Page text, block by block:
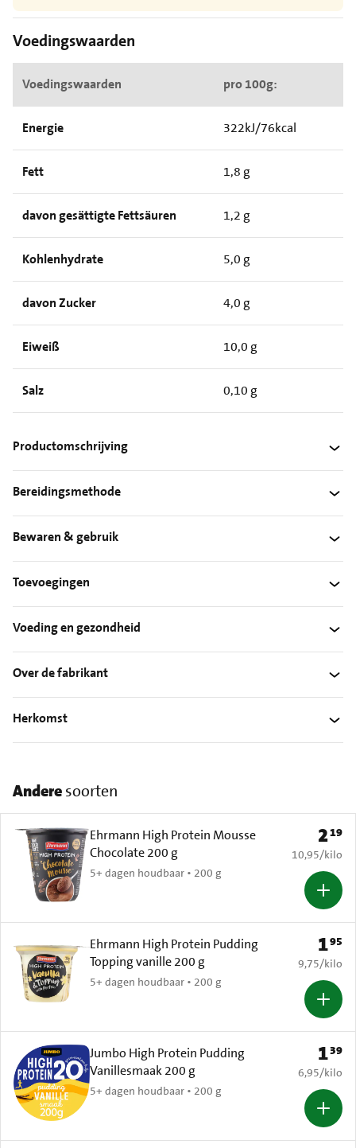
Voedingswaarden
Voedingswaarden pro 100g:
Energie 322kJ/76kcal
Fett 1,8 g
davon gesättigte Fettsäuren 1,2 g
Kohlenhydrate 5,0 g
davon Zucker 4,0 g
Eiweiß 10,0 g
Salz 0,10 g
Productomschrijving
Bereidingsmethode
Bewaren & gebruik
Toevoegingen
Voeding en gezondheid
Over de fabrikant
Herkomst
Anderesoorten
Ehrmann High Protein Mousse
Chocolate 200 g
5+ dagen houdbaar • 200 g
Prijs:
219
€ 10,95 per
10,95/kilo
Ehrmann High Protein Pudding
Topping vanille 200 g
5+ dagen houdbaar • 200 g
Prijs:
195
€ 9,75 per
9,75/kilo
Jumbo High Protein Pudding
Vanillesmaak 200 g
5+ dagen houdbaar • 200 g
Prijs:
139
€ 6,95 per
6,95/kilo